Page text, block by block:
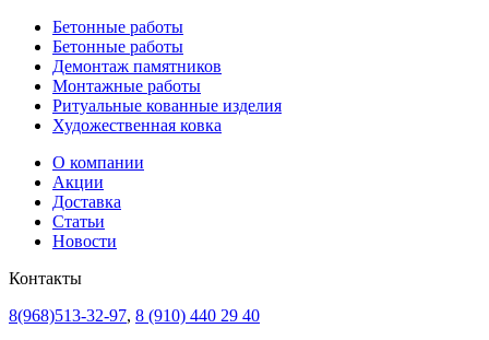
Бетонные работы
Бетонные работы
Демонтаж памятников
Монтажные работы
Ритуальные кованные изделия
Художественная ковка
О компании
Акции
Доставка
Статьи
Новости
Контакты
8(968)513-32-97, 8 (910) 440 29 40